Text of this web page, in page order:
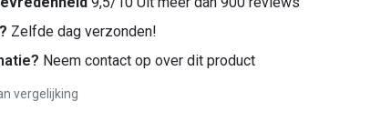
Zelfde dag verzonden!
Neem contact op over dit product
vergelijking